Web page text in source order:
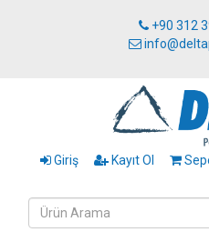
+90 312
Giriş Kayıt Ol